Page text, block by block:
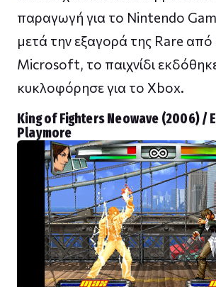
παραγωγή για το Nintendo
μετά την εξαγορά της Rare από
Microsoft, το παιχνίδι
κυκλοφόρησε για το Xbox.
King of Fighters Neowave (2006) /
Playmore